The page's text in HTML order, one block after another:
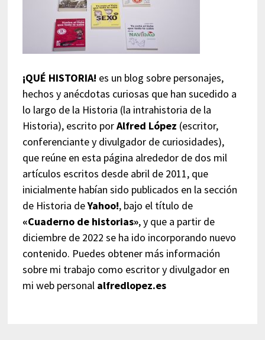
¡QUÉ HISTORIA! es un blog sobre personajes,
hechos y anécdotas curiosas que han sucedido a
lo largo de la Historia (la intrahistoria de la
Historia), escrito porAlfred López (escritor,
conferenciante y divulgador de curiosidades),
que reúne en esta página alrededor de dos mil
artículos escritos desde abril de 2011, que
inicialmente habían sido publicados en la sección
de Historia deYahoo!, bajo el título de
«Cuaderno de historias», y que a partir de
diciembre de 2022 se ha ido incorporando nuevo
contenido. Puedes obtener más información
sobre mi trabajo como escritor y divulgador en
mi web personal alfredlopez.es